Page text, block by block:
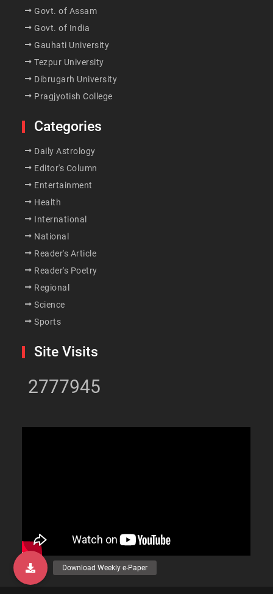
Govt. of Assam
Govt. of India
Gauhati University
Tezpur University
Dibrugarh University
Pragjyotish College
Categories
Daily Astrology
Editor's Column
Entertainment
Health
International
National
Reader's Article
Reader's Poetry
Regional
Science
Sports
Site Visits
2777945